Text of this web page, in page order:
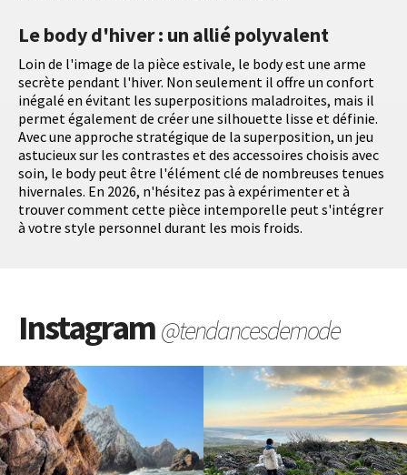
Le body d'hiver : un allié polyvalent
Loin de l'image de la pièce estivale, le body est une arme
secrète pendant l'hiver. Non seulement il offre un confort
inégalé en évitant les superpositions maladroites, mais il
permet également de créer une silhouette lisse et définie.
Avec une approche stratégique de la superposition, un jeu
astucieux sur les contrastes et des accessoires choisis avec
soin, le body peut être l'élément clé de nombreuses tenues
hivernales. En 2026, n'hésitez pas à expérimenter et à
trouver comment cette pièce intemporelle peut s'intégrer
à votre style personnel durant les mois froids.
Instagram@tendancesdemode